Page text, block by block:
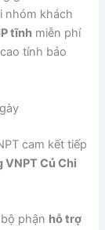
nhóm khách
tĩnh miễn phí
tính bảo
cam kết tiếp
VNPT Củ Chi
phận hỗ trợ